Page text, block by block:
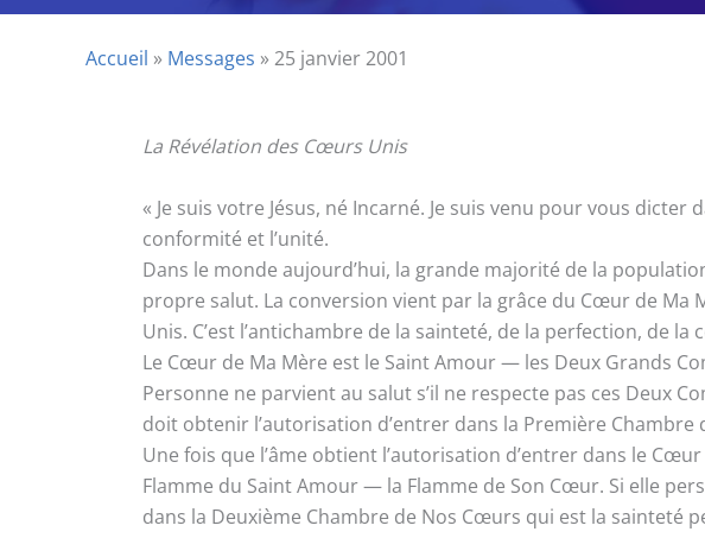
Accueil » Messages »25 janvier 2001
La Révélation des Cœurs Unis
« Je suis votre Jésus, né Incarné. Je suis venu pour vous
conformité et l’unité.
Dans le monde aujourd’hui, la grande majorité de la
propre salut. La conversion vient par la grâce du Cœur de Ma
Unis. C’est l’antichambre de la sainteté, de la perfection, de la
Le Cœur de Ma Mère est le Saint Amour — les Deux Grands
Personne ne parvient au salut s’il ne respecte pas ces Deux
doit obtenir l’autorisation d’entrer dans la Première
Une fois que l’âme obtient l’autorisation d’entrer dans le
Flamme du Saint Amour — la Flamme de Son Cœur. Si elle
dans la Deuxième Chambre de Nos Cœurs qui est la sainteté